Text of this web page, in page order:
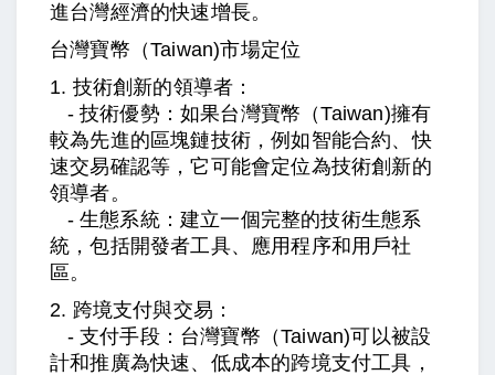
進台灣經濟的快速增長。
台灣寶幣（Taiwan)市場定位
1. 技術創新的領導者：
- 技術優勢：如果台灣寶幣 （Taiwan)擁有
較為先進的區塊鏈技術，例如智能合約、快
速交易確認等，它可能會定位為技術創新的
領導者。
- 生態系統：建立一個完整的技術生態系
統，包括開發者工具、應用程序和用戶社
區。
2. 跨境支付與交易：
- 支付手段：台灣寶幣 （Taiwan)可以被設
計和推廣為快速、低成本的跨境支付工具，